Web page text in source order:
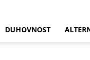
DUHOVNOST